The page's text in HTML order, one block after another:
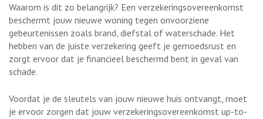
Waarom is dit zo belangrijk? Een verzekeringsovereenkomst
beschermt jouw nieuwe woning tegen onvoorziene
gebeurtenissen zoals brand, diefstal of waterschade. Het
hebben van de juiste verzekering geeft je gemoedsrust en
zorgt ervoor dat je financieel beschermd bent in geval van
schade.
Voordat je de sleutels van jouw nieuwe huis ontvangt, moet
je ervoor zorgen dat jouw verzekeringsovereenkomst up-to-